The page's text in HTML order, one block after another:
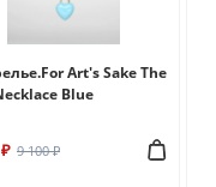
Art's Sake The
Blue
9 100 ₽